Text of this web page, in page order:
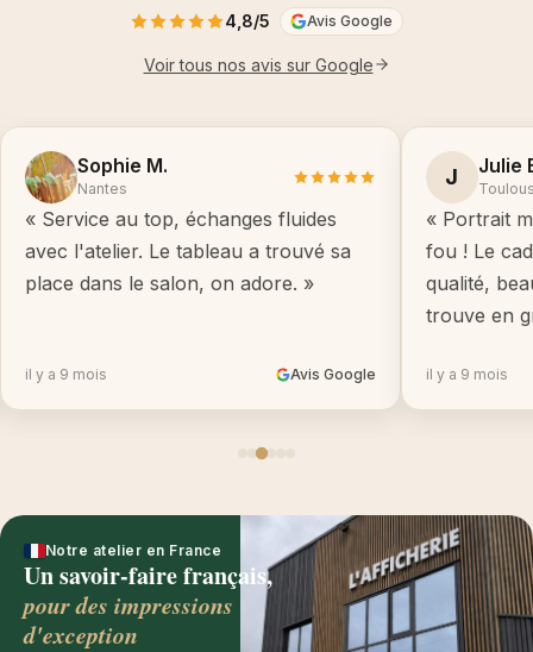
4,8/5 Avis Google
Voir tous nos avis sur Google
Sophie M.
Nantes
« Service au top, échanges fluides
avec l'atelier. Le tableau a trouvé sa
place dans le salon, on adore. »
il y a 9 mois Avis Google
J Julie
« Portrait
fou ! Le
qualité,
trouve en
il y a 9 mois
Notre atelier en France
Un savoir-faire français,
pour des impressions
d'exception